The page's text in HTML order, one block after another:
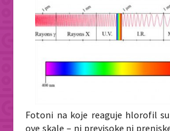
Fotoni na koje reaguje hlorofil
ove skale – ni previsoke ni